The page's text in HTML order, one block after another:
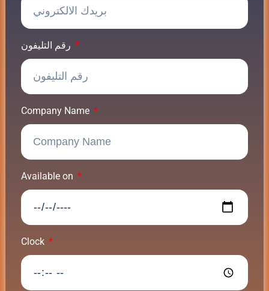
Company Name
Available on
Clock